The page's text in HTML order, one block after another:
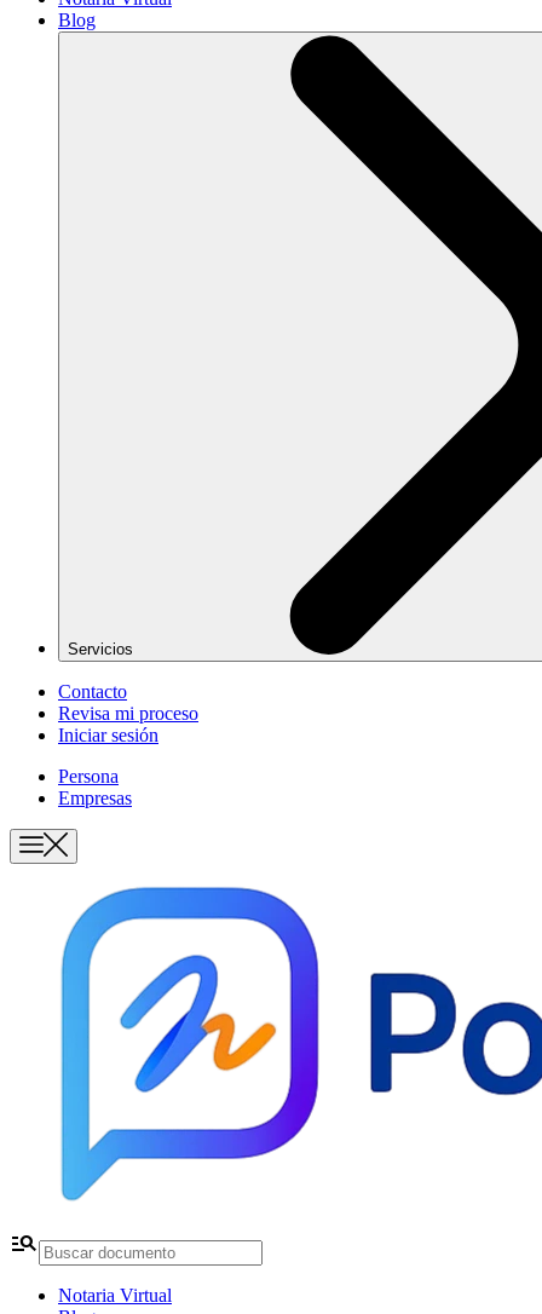
Blog
Servicios
Contacto
Revisa mi proceso
Iniciar sesión
Persona
Empresas
manage_search
Notaria Virtual